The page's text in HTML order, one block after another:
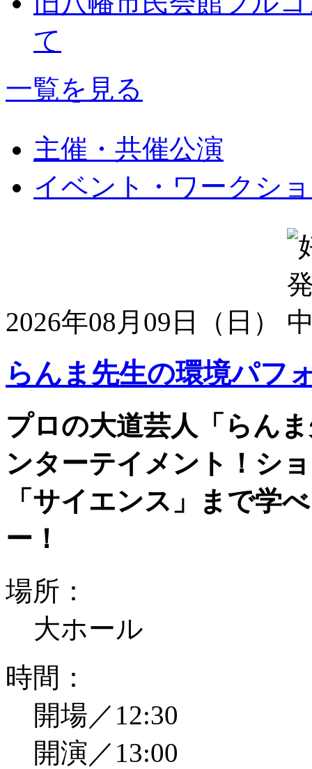
て
一覧を見る
主催・共催公演
イベント・ワークシ
2026年08月09日（日）
らんま先生の環境パフ
プロの大道芸人「らん
ンターテイメント！シ
「サイエンス」まで学
ー！
場所：
大ホール
時間：
開場／12:30
開演／13:00